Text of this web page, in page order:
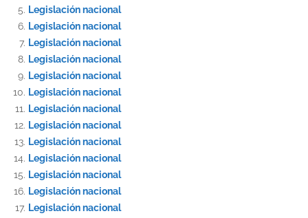
Legislación nacional
Legislación nacional
Legislación nacional
Legislación nacional
Legislación nacional
Legislación nacional
Legislación nacional
Legislación nacional
Legislación nacional
Legislación nacional
Legislación nacional
Legislación nacional
Legislación nacional